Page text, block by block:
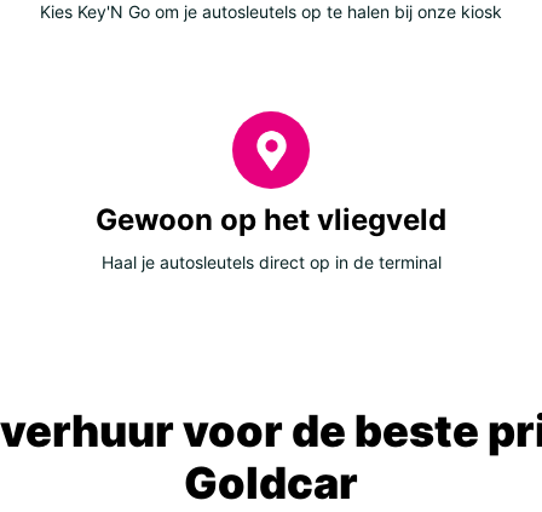
Kies Key'N Go om je autosleutels op te halen bij onze kiosk
Gewoon op het vliegveld
Haal je autosleutels direct op in de terminal
voor de beste
Goldcar